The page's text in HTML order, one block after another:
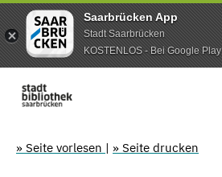
Saarbrücken App
Stadt Saarbrücken
KOSTENLOS - Bei Google Play
» Seite vorlesen | » Seite drucken